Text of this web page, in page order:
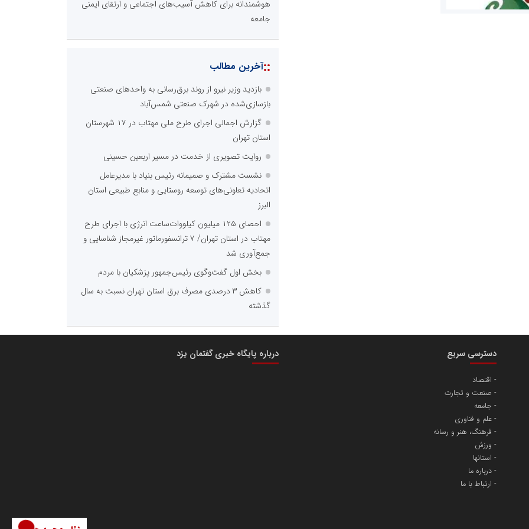
ایرانیان
تولیدکنندگان
هوشمندانه برای کاهش آسیب‌های اجتماعی و ارتقای ایمنی
جامعه
::آخرین مطالب
بازدید وزیر نیرو از روند برق‌رسانی به واحدهای صنعتی
بازسازی‌شده در شهرک صنعتی شمس‌آباد
گزارش اجمالی اجرای طرح ملی مهتاب در ۱۷ شهرستان
استان تهران
روایت تصویری از خدمت در مسیر اربعین حسینی
نشست مشترک و صمیمانه رئیس بنیاد با مدیرعامل
اتحادیه تعاونی‌های توسعه روستایی و منابع طبیعی استان
البرز
احصای ۱۲۵ میلیون کیلووات‌ساعت انرژی با اجرای طرح
مهتاب در استان تهران/ ۷ ترانسفورماتور غیرمجاز شناسایی و
جمع‌آوری شد
بخش اول گفت‌وگوی رئیس‌جمهور پزشکیان با مردم
کاهش ۳ درصدی مصرف برق استان تهران نسبت به سال
گذشته
دسترسی سریع
اقتصاد
صنعت و تجارت
جامعه
علم و فناوری
فرهنگ، هنر و رسانه
ورزش
استانها
درباره ما
ارتباط با ما
درباره پایگاه خبری گفتمان یزد